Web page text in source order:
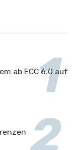
ab ECC 6.0 auf